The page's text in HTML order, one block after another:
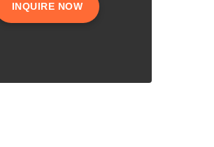
INQUIRE NOW